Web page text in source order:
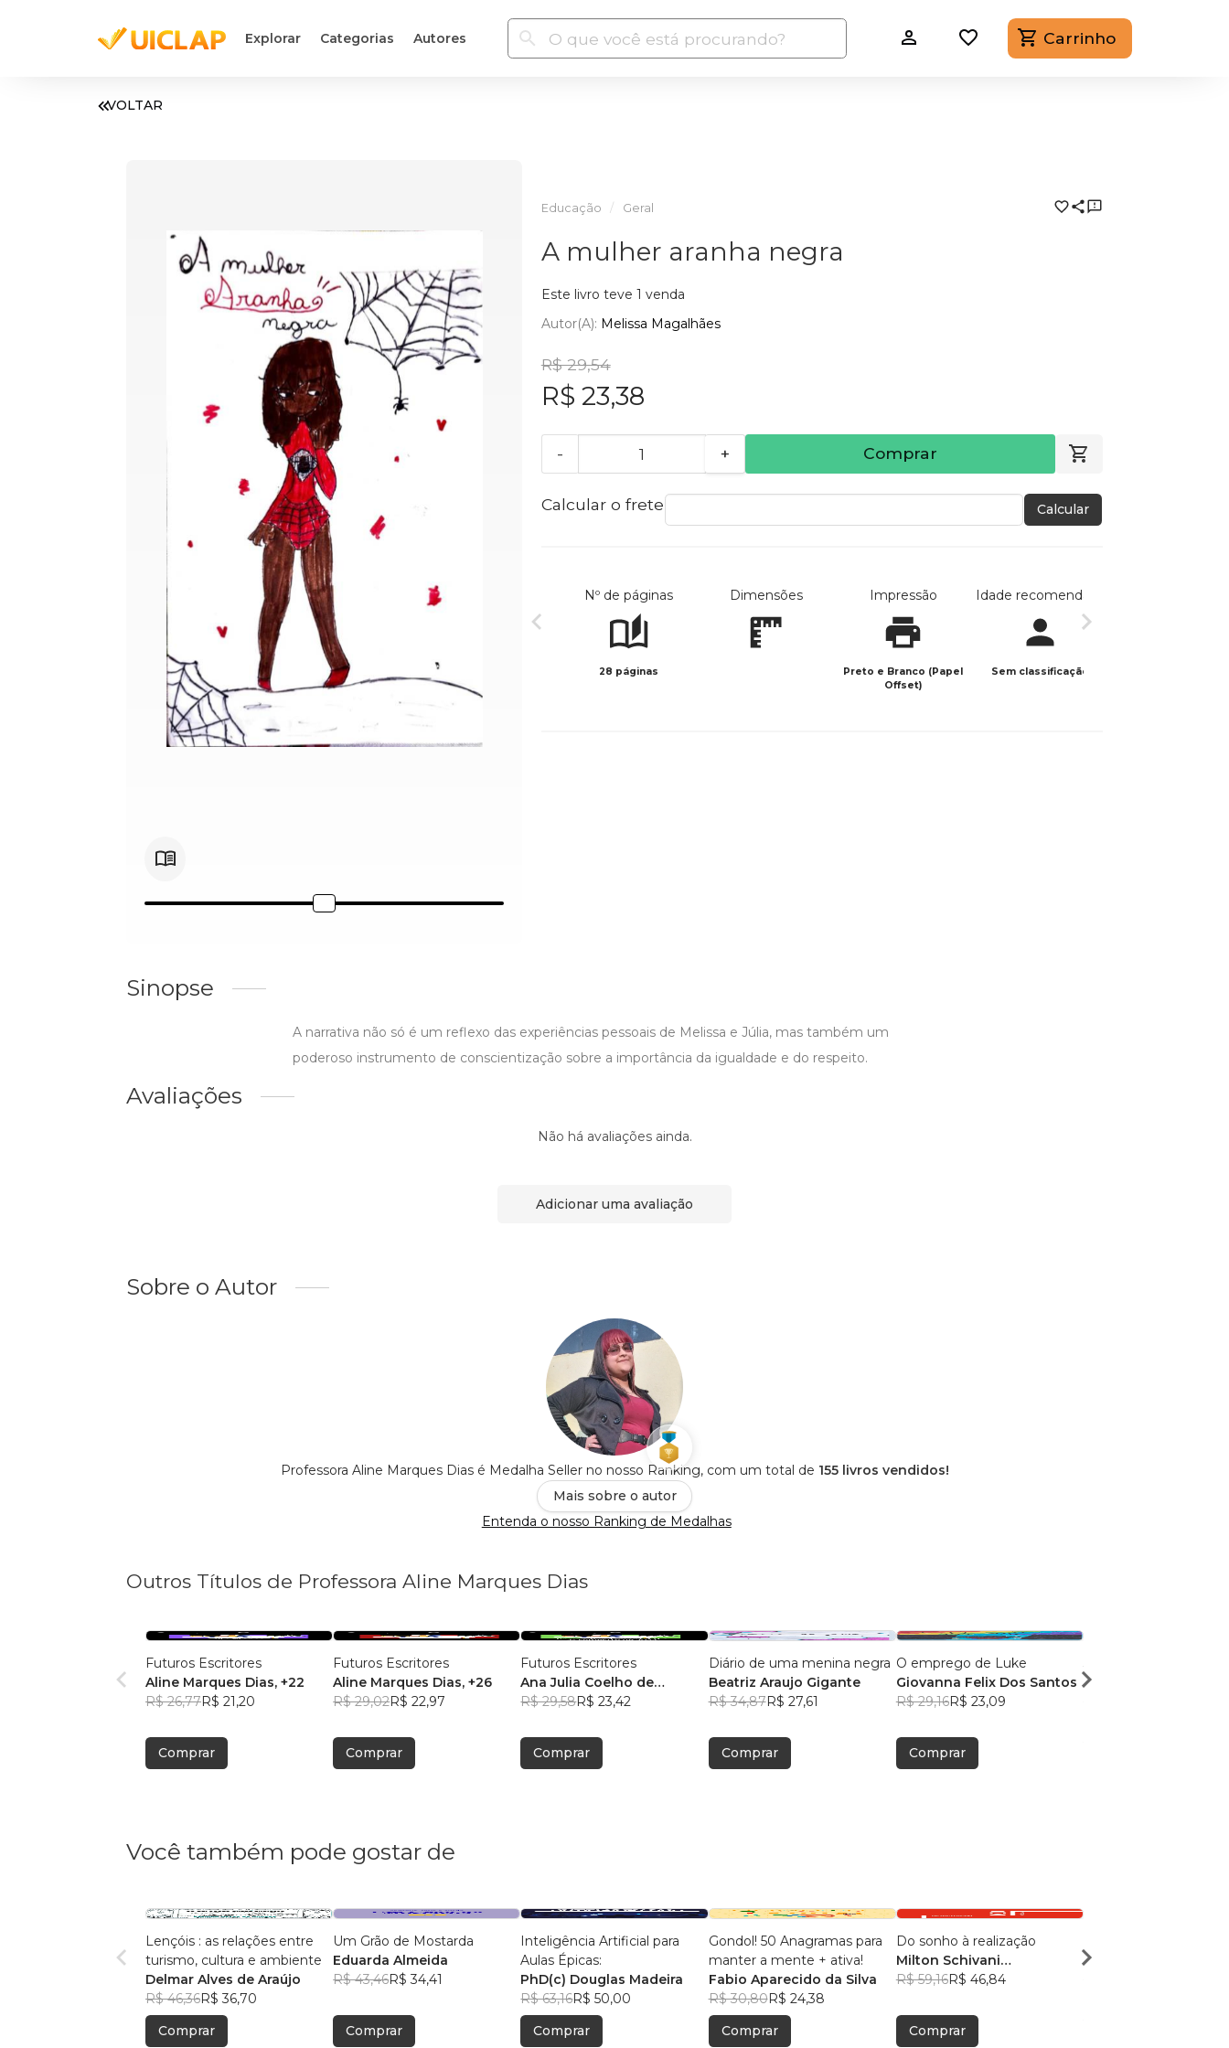
Explorar Categorias Autores Carrinho
VOLTAR
Educação Geral
A mulher aranha negra
Este livro teve 1 venda
Autor(a): Melissa Magalhães
R$ 29,54
R$ 23,38
- + Comprar
Calcular o frete Calcular
Nº de páginas
28 páginas
Dimensões Impressão
Preto e Branco (Papel
Offset)
Idade recomendada
Sem classificação
Sinopse
A narrativa não só é um reflexo das experiências pessoais de Melissa e Júlia, mas também um
poderoso instrumento de conscientização sobre a importância da igualdade e do respeito.
Avaliações
Não há avaliações ainda.
Adicionar uma avaliação
Sobre o Autor
Professora Aline Marques Dias é Medalha Seller no nosso Ranking, com um total de 155 livros vendidos!
Mais sobre o autor
Entenda o nosso Ranking de Medalhas
Outros Títulos de Professora Aline Marques Dias
Futuros Escritores
Aline Marques Dias, +22
R$ 26,77R$ 21,20
Comprar
Futuros Escritores
Aline Marques Dias, +26
R$ 29,02R$ 22,97
Comprar
Futuros Escritores
Ana Julia Coelho de
Almeida, +7
R$ 29,58R$ 23,42
Comprar
Diário de uma menina negra
Beatriz Araujo Gigante
R$ 34,87R$ 27,61
Comprar
O emprego de Luke
Giovanna Felix Dos Santos
R$ 29,16R$ 23,09
Comprar
3430
Breno Monteiro
Você também pode gostar de
Lençóis : as relações entre
turismo, cultura e ambiente
Delmar Alves de Araújo
R$ 46,36R$ 36,70
Comprar
Um Grão de Mostarda
Eduarda Almeida
R$ 43,46R$ 34,41
Comprar
Inteligência Artificial para
Aulas Épicas:
PhD(c) Douglas Madeira
R$ 63,16R$ 50,00
Comprar
Gondol! 50 Anagramas para
manter a mente + ativa!
Fabio Aparecido da Silva
R$ 30,80R$ 24,38
Comprar
Do sonho à realização
Milton Schivani
(Organizador), +14
R$ 59,16R$ 46,84
Comprar
Janiheide Migliorini